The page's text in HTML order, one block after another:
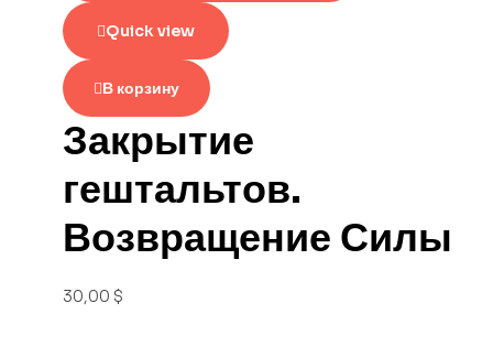
Quick view
В корзину
Закрытие
гештальтов.
Возвращение Силы
30,00 $